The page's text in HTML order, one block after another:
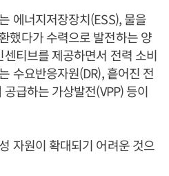
에너지저장장치(ESS), 물을
했다가 수력으로 발전하는 양
티브를 제공하면서 전력 소비
수요반응자원(DR), 흩어진 전
급하는 가상발전(VPP) 등이
자원이 확대되기 어려운 것으